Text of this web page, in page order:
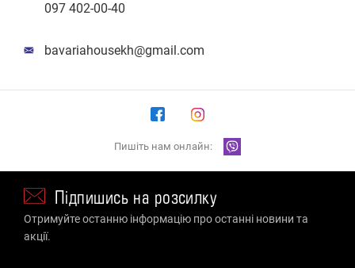
097 402-00-40
bavariahousekh@gmail.com
Пишіть нам онлайн:
Підпишись на розсилку
Отримуйте останню інформацію про останні новини та
акції.